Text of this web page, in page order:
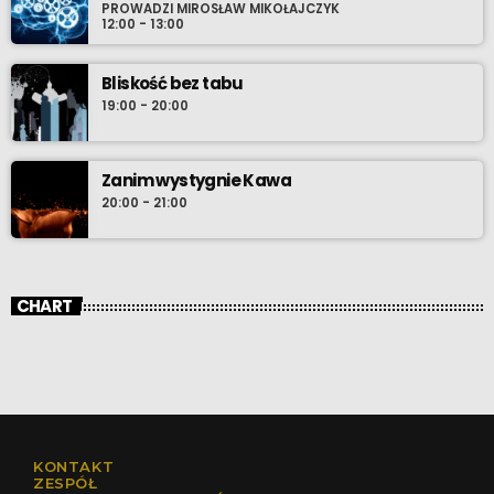
PROWADZI MIROSŁAW MIKOŁAJCZYK
12:00 - 13:00
Bliskość bez tabu
19:00 - 20:00
Zanim wystygnie Kawa
20:00 - 21:00
CHART
KONTAKT
ZESPÓŁ